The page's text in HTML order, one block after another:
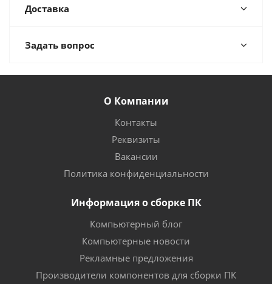
Доставка
Задать вопрос
О Компании
Контакты
Реквизиты
Вакансии
Политика конфиденциальности
Информация о сборке ПК
Компьютерный блог
Компьютерные новости
Рекламные предложения
Производители компонентов для сборки ПК